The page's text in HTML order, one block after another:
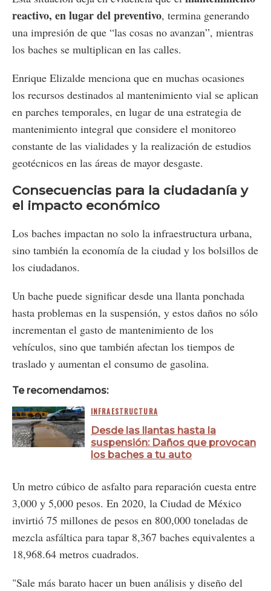
reactivo, en lugar del preventivo, termina generando
una impresión de que “las cosas no avanzan”, mientras
los baches se multiplican en las calles.
Enrique Elizalde menciona que en muchas ocasiones
los recursos destinados al mantenimiento vial se aplican
en parches temporales, en lugar de una estrategia de
mantenimiento integral que considere el monitoreo
constante de las vialidades y la realización de estudios
geotécnicos en las áreas de mayor desgaste​.
Consecuencias para la ciudadanía y
el impacto económico
Los baches impactan no solo la infraestructura urbana,
sino también la economía de la ciudad y los bolsillos de
los ciudadanos.
Un bache puede significar desde una llanta ponchada
hasta problemas en la suspensión, y estos daños no sólo
incrementan el gasto de mantenimiento de los
vehículos, sino que también afectan los tiempos de
traslado y aumentan el consumo de gasolina​.
Te recomendamos:
INFRAESTRUCTURA
Desde las llantas hasta la
suspensión: Daños que provocan
los baches a tu auto
Un metro cúbico de asfalto para reparación cuesta entre
3,000 y 5,000 pesos. En 2020, la Ciudad de México
invirtió 75 millones de pesos en 800,000 toneladas de
mezcla asfáltica para tapar 8,367 baches equivalentes a
18,968.64 metros cuadrados.
"Sale más barato hacer un buen análisis y diseño del